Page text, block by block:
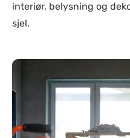
interiør, belysning og
sjel.